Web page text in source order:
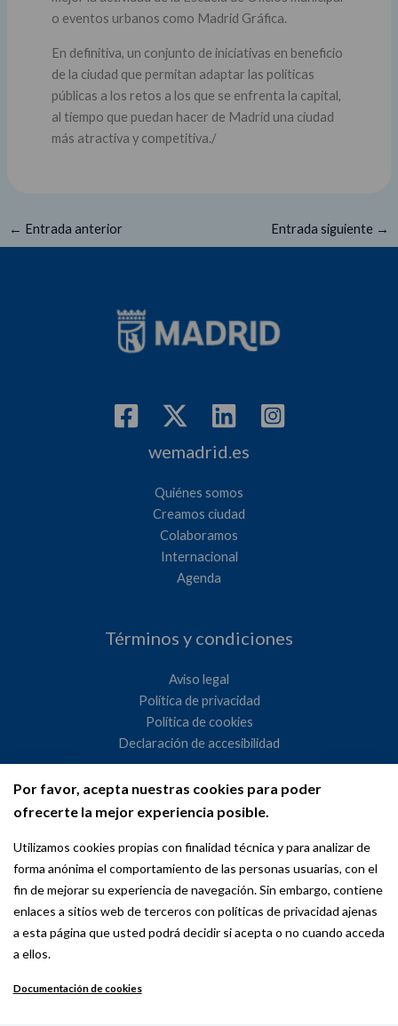
Por favor, acepta nuestras cookies para poder
ofrecerte la mejor experiencia posible.
Utilizamos cookies propias con finalidad técnica y para analizar de
forma anónima el comportamiento de las personas usuarias, con el
fin de mejorar su experiencia de navegación. Sin embargo, contiene
enlaces a sitios web de terceros con políticas de privacidad ajenas
a esta página que usted podrá decidir si acepta o no cuando acceda
a ellos.
Documentación de cookies
o eventos urbanos como Madrid Gráfica.
En definitiva, un conjunto de iniciativas en beneficio
de la ciudad que permitan adaptar las políticas
públicas a los retos a los que se enfrenta la capital,
al tiempo que puedan hacer de Madrid una ciudad
más atractiva y competitiva./
← Entrada anterior Entrada siguiente →
wemadrid.es
Quiénes somos
Creamos ciudad
Colaboramos
Internacional
Agenda
Términos y condiciones
Aviso legal
Política de privacidad
Política de cookies
Declaración de accesibilidad
Ayuntamiento de Madrid
WeMadrid es un sitio web del Ayuntamiento de Madrid
dedicado a las relaciones institucionales y la actividad
internacional del Alcalde. ​